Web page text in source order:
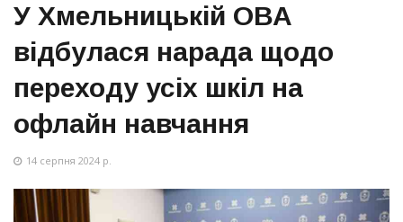
У Хмельницькій ОВА
відбулася нарада щодо
переходу усіх шкіл на
офлайн навчання
14 серпня 2024 р.